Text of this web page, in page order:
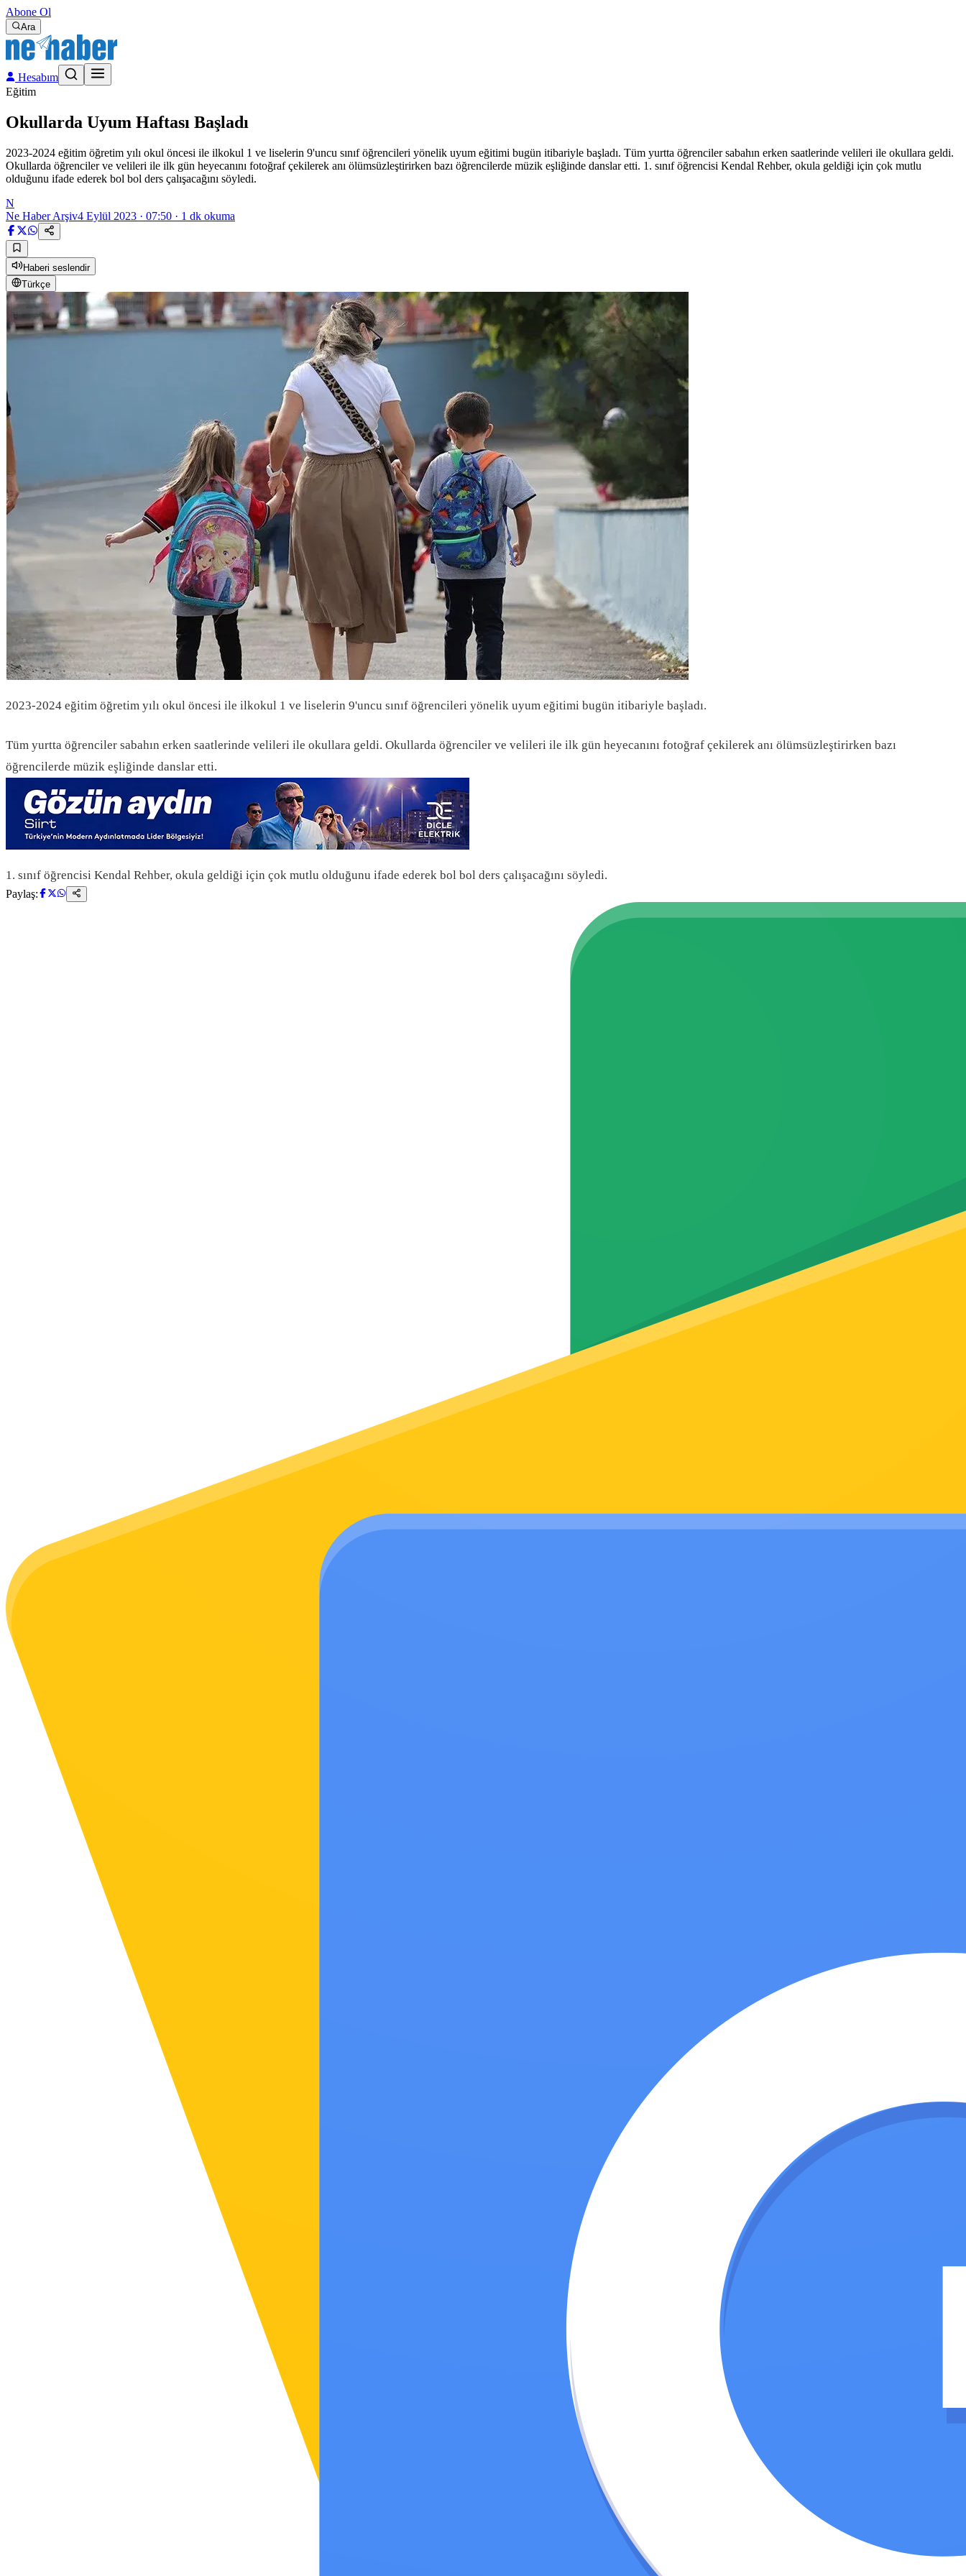
Abone Ol
Ara
Hesabım
Eğitim
Okullarda Uyum Haftası Başladı
2023-2024 eğitim öğretim yılı okul öncesi ile ilkokul 1 ve liselerin 9'uncu sınıf öğrencileri yönelik uyum eğitimi bugün itibariyle başladı. Tüm yurtta öğrenciler sabahın erken saatlerinde velileri ile okullara geldi.
Okullarda öğrenciler ve velileri ile ilk gün heyecanını fotoğraf çekilerek anı ölümsüzleştirirken bazı öğrencilerde müzik eşliğinde danslar etti. 1. sınıf öğrencisi Kendal Rehber, okula geldiği için çok mutlu
olduğunu ifade ederek bol bol ders çalışacağını söyledi.
N
Ne Haber Arşiv4 Eylül 2023 · 07:50 · 1 dk okuma
Haberi seslendir
Türkçe
2023-2024 eğitim öğretim yılı okul öncesi ile ilkokul 1 ve liselerin 9'uncu sınıf öğrencileri yönelik uyum eğitimi bugün itibariyle başladı.
Tüm yurtta öğrenciler sabahın erken saatlerinde velileri ile okullara geldi. Okullarda öğrenciler ve velileri ile ilk gün heyecanını fotoğraf çekilerek anı ölümsüzleştirirken bazı
öğrencilerde müzik eşliğinde danslar etti.
1. sınıf öğrencisi Kendal Rehber, okula geldiği için çok mutlu olduğunu ifade ederek bol bol ders çalışacağını söyledi.
Paylaş: